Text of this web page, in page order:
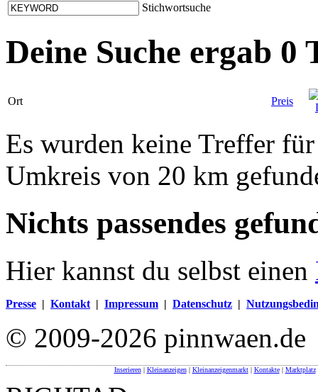
Stichwortsuche
Deine Suche ergab 0
Ort Preis
Es wurden keine Treffer
Umkreis von 20 km
Nichts passendes
Hier kannst du selbst einen
Presse | Kontakt | Impressum | Datenschutz |
© 2009-2026 pinnwaen.de
Inserieren| Kleinanzeigen| Kleinanzeigenmarkt| Kontakte| Marktplatz